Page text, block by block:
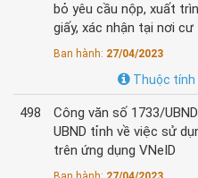
bỏ yêu cầu nộp, xuất
giấy, xác nhận tại nơi cư
Ban hành: 27/04/2023
Thuộc tính
498
Công văn số 1733/
UBND tỉnh về việc sử
trên ứng dụng VNeID